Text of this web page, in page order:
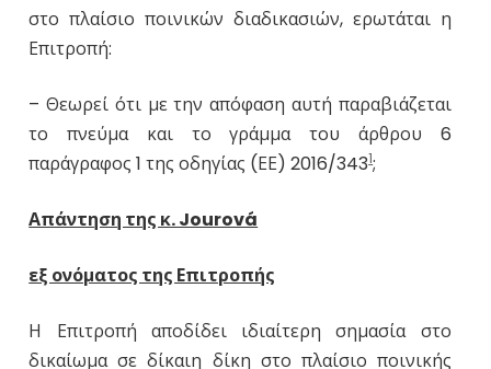
στο πλαίσιο ποινικών διαδικασιών, ερωτάται η
Επιτροπή:
– Θεωρεί ότι με την απόφαση αυτή παραβιάζεται
το πνεύμα και το γράμμα του άρθρου 6
παράγραφος 1 της οδηγίας (ΕΕ) 2016/3431;
Απάντηση της κ. Jourová
εξ ονόματος της Επιτροπής
Η Επιτροπή αποδίδει ιδιαίτερη σημασία στο
δικαίωμα σε δίκαιη δίκη στο πλαίσιο ποινικής